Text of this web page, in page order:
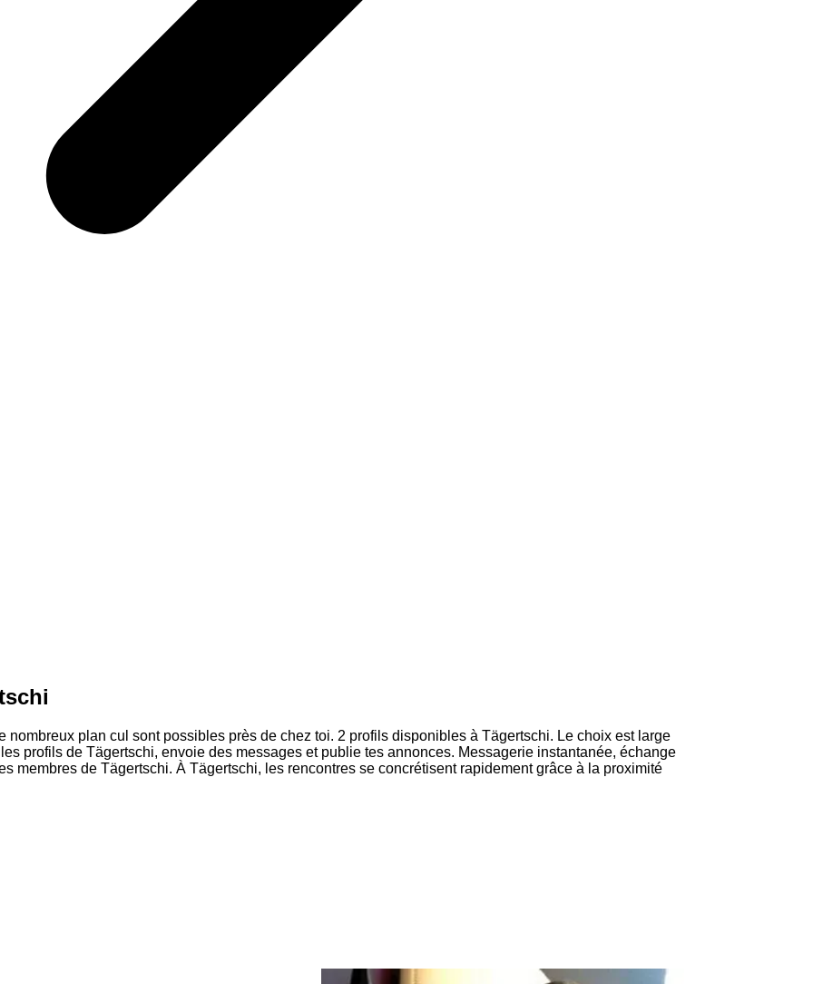
nombreux plan cul sont possibles près de chez toi. 2 profils disponibles à Tägertschi. Le choix est large
profils de Tägertschi, envoie des messages et publie tes annonces. Messagerie instantanée, échange
membres de Tägertschi. À Tägertschi, les rencontres se concrétisent rapidement grâce à la proximité